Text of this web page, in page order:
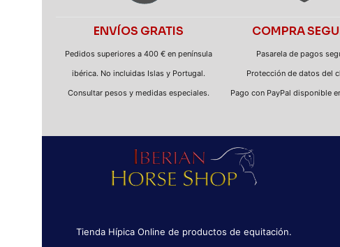
ENVÍOS GRATIS
Pedidos superiores a 400 € en península
ibérica. No incluidas Islas y Portugal.
Consultar pesos y medidas especiales.
COMPRA
Pasarela de pagos
Protección de datos del
Pago con PayPal disponible
Tienda Hípica Online de productos de equitación.